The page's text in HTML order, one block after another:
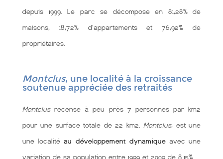
depuis 1999. Le parc se décompose en 81,28% de
maisons, 18,72% d'appartements et 76,92% de
propriétaires.
Montclus, une localité à la croissance
soutenue appréciée des retraités
Montclusrecense à peu près 7 personnes par km2
pour une surface totale de 22 km2. Montclus, est une
une localité au développement dynamique avec une
variation de sa population entre 1999 et 2009 de 8.15%.